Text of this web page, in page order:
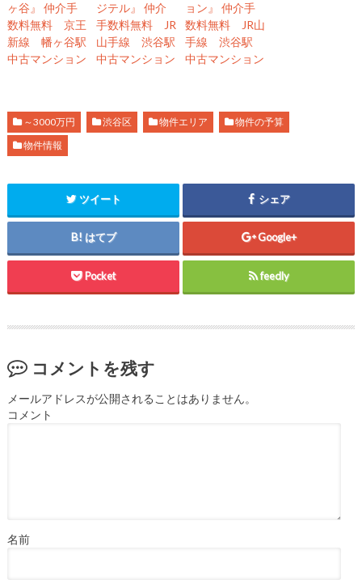
ヶ谷』 仲介手
数料無料 京王
新線 幡ヶ谷駅
中古マンション
ジテル』 仲介
手数料無料 JR
山手線 渋谷駅
中古マンション
ョン』 仲介手
数料無料 JR山
手線 渋谷駅
中古マンション
～3000万円 渋谷区 物件エリア
物件の予算
物件情報
ツイート シェア
はてブ Google+
Pocket feedly
コメントを残す
メールアドレスが公開されることはありません。
コメント
名前